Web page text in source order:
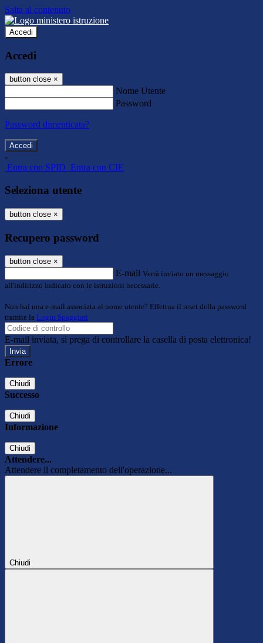
Salta al contenuto
Accedi
Accedi
button close ×
Nome Utente
Password
Password dimenticata?
-
Entra con SPID Entra con CIE
Seleziona utente
button close ×
Recupero password
button close ×
E-mail Verrà inviato un messaggio
all'indirizzo indicato con le istruzioni necessarie.
Non hai una e-mail associata al nome utente? Effettua il reset della password
tramite la Login Spaggiari
E-mail inviata, si prega di controllare la casella di posta elettronica!
Errore
Chiudi
Successo
Chiudi
Informazione
Chiudi
Attendere...
Attendere il completamento dell'operazione...
Chiudi